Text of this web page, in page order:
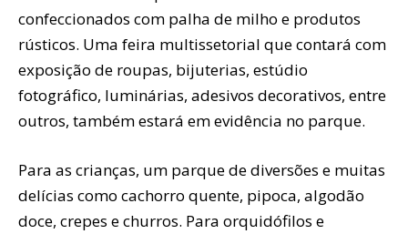
confeccionados com palha de milho e produtos
rústicos. Uma feira multissetorial que contará com
exposição de roupas, bijuterias, estúdio
fotográfico, luminárias, adesivos decorativos, entre
outros, também estará em evidência no parque.
Para as crianças, um parque de diversões e muitas
delícias como cachorro quente, pipoca, algodão
doce, crepes e churros. Para orquidófilos e